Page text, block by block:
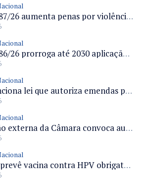
Lei 15.487/26 aumenta penas por violência sexual digital contra crianças e adolescentes e autoriza ronda virtual para investigação
Lei 15.486/26 prorroga até 2030 aplicação do FGTS em crédito para hospitais filantrópicos e santas casas
Lula sanciona lei que autoriza emendas parlamentares para atendimento pré-hospitalar pelos bombeiros
Comissão externa da Câmara convoca audiência pública sobre chuvas na Zona da Mata de Minas Gerais e impactos em Juiz de Fora
Projeto prevê vacina contra HPV obrigatória e testes moleculares para rastreamento do câncer do colo do útero